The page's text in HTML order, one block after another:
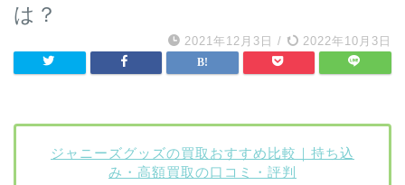
は？
2021年12月3日 / 2022年10月3日
ジャニーズグッズの買取おすすめ比較｜持ち込
み・高額買取の口コミ・評判